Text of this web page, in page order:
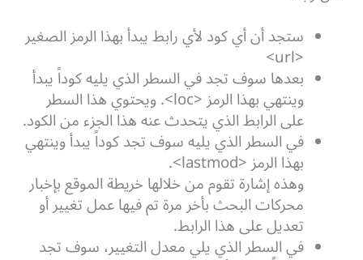
ستجد أن أي كود لأي رابط يبدأ بهذا الرمز الصغير
<url>
بعدها سوف تجد في السطر الذي يليه كوداً يبدأ
وينتهي بهذا الرمز <loc>. ويحتوي هذا السطر
على الرابط الذي يتحدث عنه هذا الجزء من الكود.
في السطر الذي يليه سوف تجد كوداً يبدأ وينتهي
بهذا الرمز <lastmod>.
وهذه إشارة تقوم من خلالها خريطة الموقع بإخبار
محركات البحث بأخر مرة تم فيها عمل تغيير أو
تعديل على هذا الرابط.
في السطر الذي يلي معدل التغيير، سوف تجد